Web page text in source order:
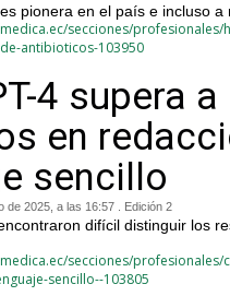
pionera en el país e incluso a
secciones/
antibioticos-103950
4 supera
en
sencillo
de 2025, a las 16:57 . Edición 2
difícil distinguir los
secciones/
sencillo--103805